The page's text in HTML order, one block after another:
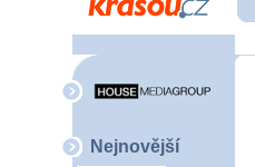
Nejnovější